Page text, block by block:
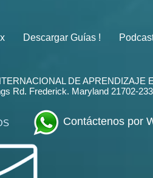
Descargar Guías !
DE APRENDIZAJE
Rd. Frederick. Maryland 21702-
Contáctenos por